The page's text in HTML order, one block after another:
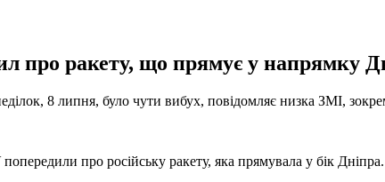
про ракету, що прямує у напрямку
8 липня, було чути вибух, повідомляє низка ЗМІ,
про російську ракету, яка прямувала у бік Дніпра.